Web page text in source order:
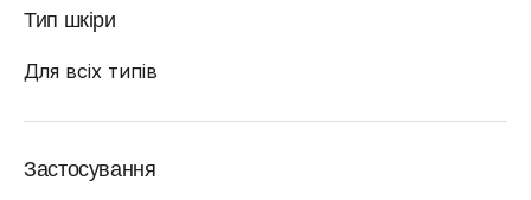
Тип шкіри
Для всіх типів
Застосування